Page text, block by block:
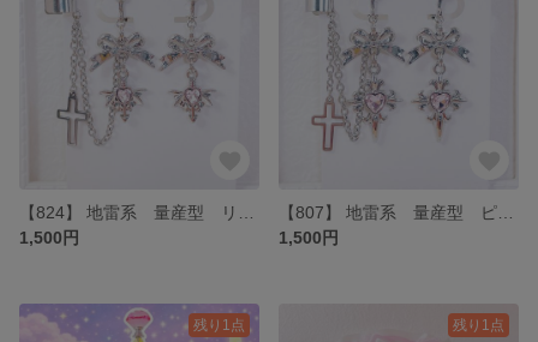
1,500円
1,500円
残り1点 残り1点